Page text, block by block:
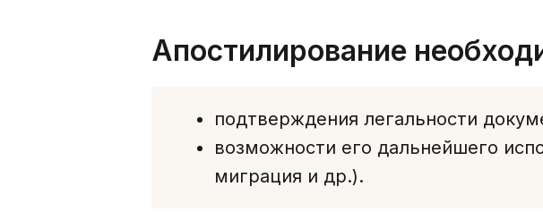
Апостилирование
подтверждения легальности
возможности его дальнейшего
миграция и др.).